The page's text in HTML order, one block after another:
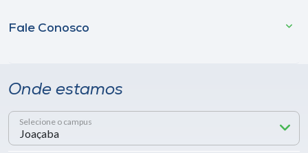
Fale Conosco
Onde estamos
Selecione o campus